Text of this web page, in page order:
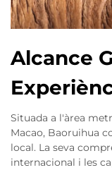
Alcance
Situada a l'àrea
Macao, Baoruihua
local. La seva
internacional i les